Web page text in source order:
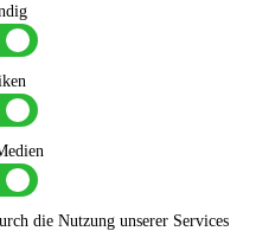
die Nutzung unserer Services